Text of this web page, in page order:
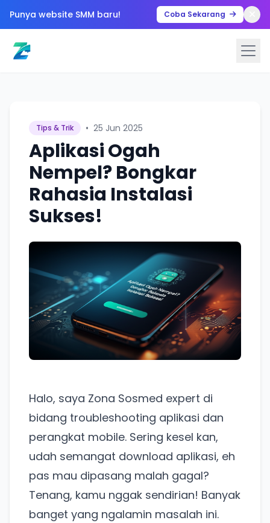
Punya website SMM baru! Coba Sekarang
Tips & Trik • 25 Jun 2025
Aplikasi Ogah
Nempel? Bongkar
Rahasia Instalasi
Sukses!
Halo, saya Zona Sosmed expert di
bidang troubleshooting aplikasi dan
perangkat mobile. Sering kesel kan,
udah semangat download aplikasi, eh
pas mau dipasang malah gagal?
Tenang, kamu nggak sendirian! Banyak
banget yang ngalamin masalah ini.